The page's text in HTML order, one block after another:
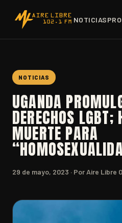
NOTICIAS
NOTICIAS
UGANDA
DERECHOS LGBT;
MUERTE PARA
29 de mayo, 2023 · Por Aire Libre